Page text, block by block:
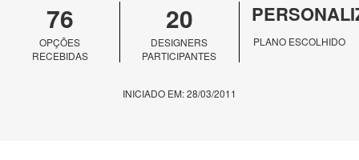
76
OPÇÕES
RECEBIDAS
20
DESIGNERS
PARTICIPANTES
PLANO ESCOLHIDO
INICIADO EM: 28/03/2011